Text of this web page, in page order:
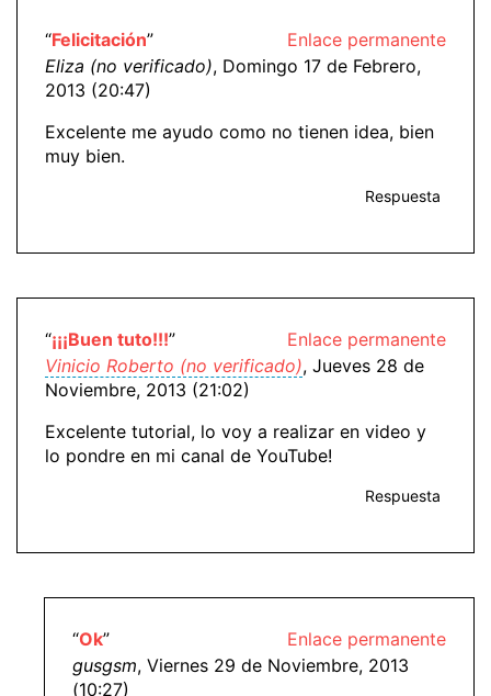
Enlace permanente
“Felicitación”
Eliza (no verificado), Domingo 17 de Febrero,
2013 (20:47)
Excelente me ayudo como no tienen idea, bien
muy bien.
Respuesta
Enlace permanente
“¡¡¡Buen tuto!!!”
Vinicio Roberto (no verificado), Jueves 28 de
Noviembre, 2013 (21:02)
Excelente tutorial, lo voy a realizar en video y
lo pondre en mi canal de YouTube!
Respuesta
Enlace permanente
“Ok”
gusgsm, Viernes 29 de Noviembre, 2013
(10:27)